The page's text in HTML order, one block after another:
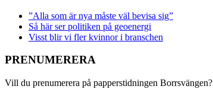
”Alla som är nya måste väl bevisa sig”
Så här ser politiken på geoenergi
Visst blir vi fler kvinnor i branschen
PRENUMERERA
Vill du prenumerera på papperstidningen Borrsvängen?